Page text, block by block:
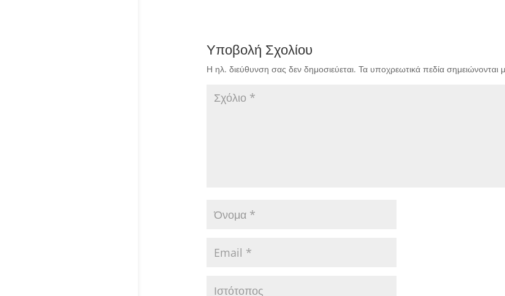
Υποβολή Σχολίου
Η ηλ. διεύθυνση σας δεν δημοσιεύεται. Τα υποχρεωτικά πεδία σημειώνονται